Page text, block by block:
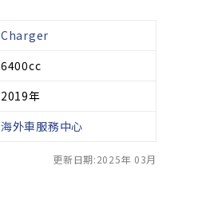
Charger
6400cc
2019年
海外車服務中心
更新日期:2025年 03月